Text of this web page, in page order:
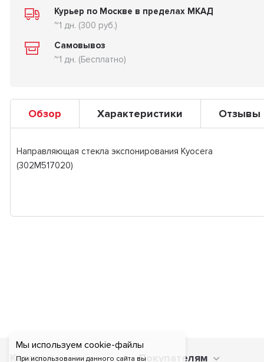
Мы используем cookie-файлы
При использовании данного сайта вы
Курьер по Москве в пределах МКАД
~1 дн. (300 руб.)
Самовывоз
~1 дн. (Бесплатно)
Обзор Характеристики Отзывы
Направляющая стекла экспонирования Kyocera
(302M517020)
Каталог Покупателям